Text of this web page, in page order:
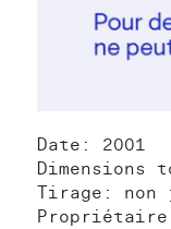
Date: 2001
Dimensions
Tirage: